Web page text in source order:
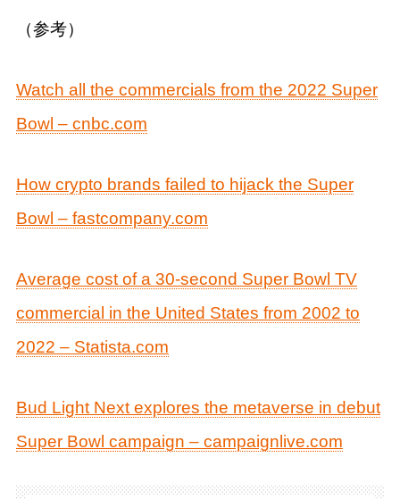
（参考）
Watch all the commercials from the 2022 Super
Bowl – cnbc.com
How crypto brands failed to hijack the Super
Bowl – fastcompany.com​​
Average cost of a 30-second Super Bowl TV
commercial in the United States from 2002 to
2022 – Statista.com
Bud Light Next explores the metaverse in debut
Super Bowl campaign – campaignlive.com